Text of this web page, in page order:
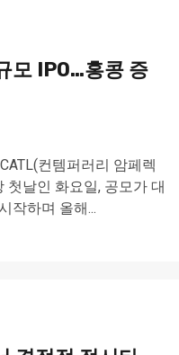
모 IPO…홍콩 증
컨템퍼러리 암페렉
첫날인 화요일, 공모가 대
작하며 올해...